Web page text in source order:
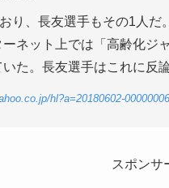
り、長友選手もその1人
ネット上では「高齢化ジ
た。長友選手はこれに反
hl?a=20180602-
スポンサ